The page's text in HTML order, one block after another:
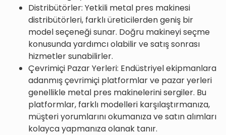
Distribütörler: Yetkili metal pres makinesi
distribütörleri, farklı üreticilerden geniş bir
model seçeneği sunar. Doğru makineyi seçme
konusunda yardımcı olabilir ve satış sonrası
hizmetler sunabilirler.
Çevrimiçi Pazar Yerleri: Endüstriyel ekipmanlara
adanmış çevrimiçi platformlar ve pazar yerleri
genellikle metal pres makinelerini sergiler. Bu
platformlar, farklı modelleri karşılaştırmanıza,
müşteri yorumlarını okumanıza ve satın alımları
kolayca yapmanıza olanak tanır.